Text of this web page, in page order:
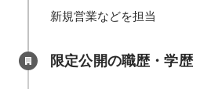
新規営業などを担当
限定公開の職歴・学歴